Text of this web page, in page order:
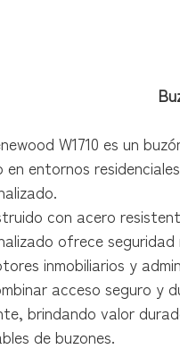
W1710 es un
en entornos
con acero
ofrece
inmobiliarios y
acceso seguro y
brindando valor
de buzones.